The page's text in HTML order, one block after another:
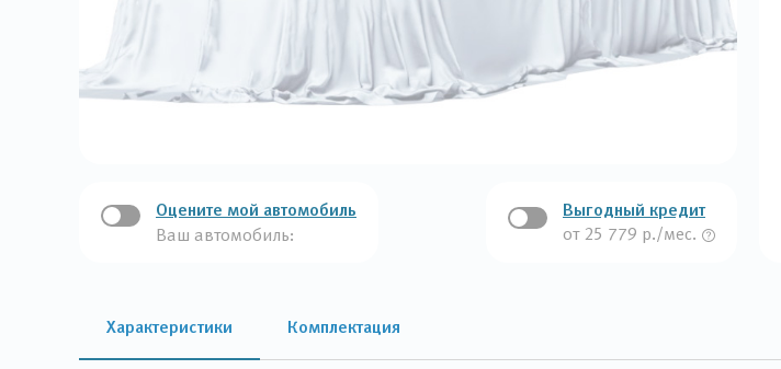
Оцените мой автомобиль
Ваш автомобиль:
Выгодный кредит
от 25 779 р./мес.
Характеристики Комплектация